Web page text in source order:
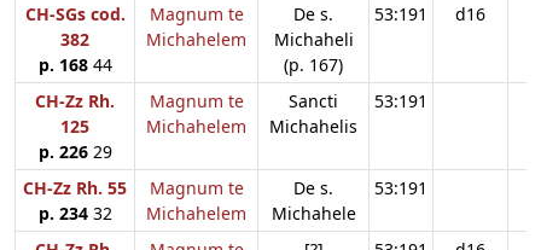
CH-SGs cod.
382
p. 16844
Magnum te
Michahelem
De s.
Michaheli
(p. 167)
53:191 d16
CH-Zz Rh.
125
p. 22629
Magnum te
Michahelem
Sancti
Michahelis
53:191
CH-Zz Rh. 55
p. 23432
Magnum te
Michahelem
De s.
Michahele
53:191